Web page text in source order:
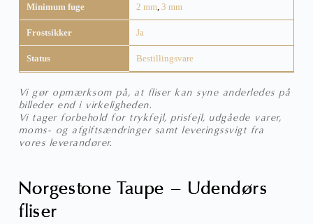
Minimum fuge 2 mm, 3 mm
Frostsikker Ja
Status Bestillingsvare
Vi gør opmærksom på, at fliser kan syne anderledes på
billeder end i virkeligheden.
Vi tager forbehold for trykfejl, prisfejl, udgåede varer,
moms- og afgiftsændringer samt leveringssvigt fra
vores leverandører.
Norgestone Taupe – Udendørs
fliser